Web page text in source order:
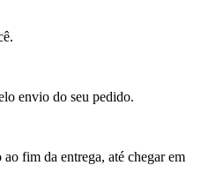
envio do seu pedido.
fim da entrega, até chegar em